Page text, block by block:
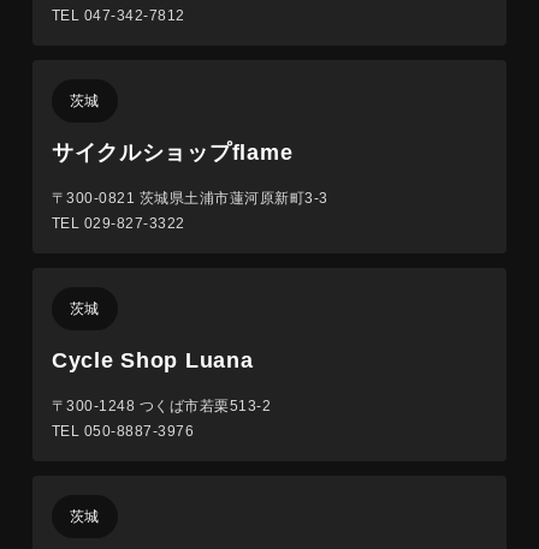
TEL 047-342-7812
茨城
サイクルショップflame
〒300-0821 茨城県土浦市蓮河原新町3-3
TEL 029-827-3322
茨城
Cycle Shop Luana
〒300-1248 つくば市若栗513-2
TEL 050-8887-3976
茨城